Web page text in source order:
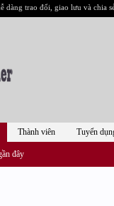
dàng trao đổi, giao lưu và chia
đây
Thành viên Tuyển